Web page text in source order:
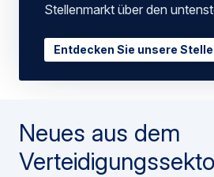
Stellenmarkt über den
Entdecken Sie unsere
Neues aus dem